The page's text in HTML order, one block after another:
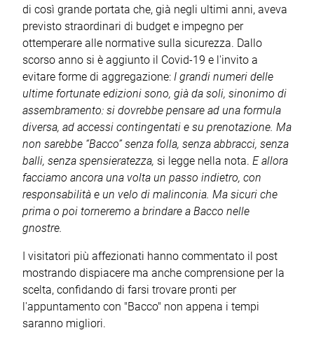
di così grande portata che, già negli ultimi anni, aveva
previsto straordinari di budget e impegno per
ottemperare alle normative sulla sicurezza. Dallo
scorso anno si è aggiunto il Covid-19 e l'invito a
evitare forme di aggregazione: I grandi numeri delle
ultime fortunate edizioni sono, già da soli, sinonimo di
assembramento: si dovrebbe pensare ad una formula
diversa, ad accessi contingentati e su prenotazione. Ma
non sarebbe “Bacco” senza folla, senza abbracci, senza
balli, senza spensieratezza, si legge nella nota. E allora
facciamo ancora una volta un passo indietro, con
responsabilità e un velo di malinconia. Ma sicuri che
prima o poi torneremo a brindare a Bacco nelle
gnostre.
I visitatori più affezionati hanno commentato il post
mostrando dispiacere ma anche comprensione per la
scelta, confidando di farsi trovare pronti per
l'appuntamento con "Bacco" non appena i tempi
saranno migliori.